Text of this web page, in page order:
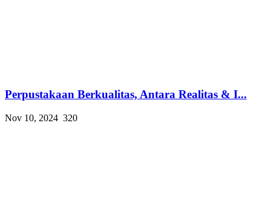
Perpustakaan Berkualitas, Antara Realitas & I...
Nov 10, 2024 320